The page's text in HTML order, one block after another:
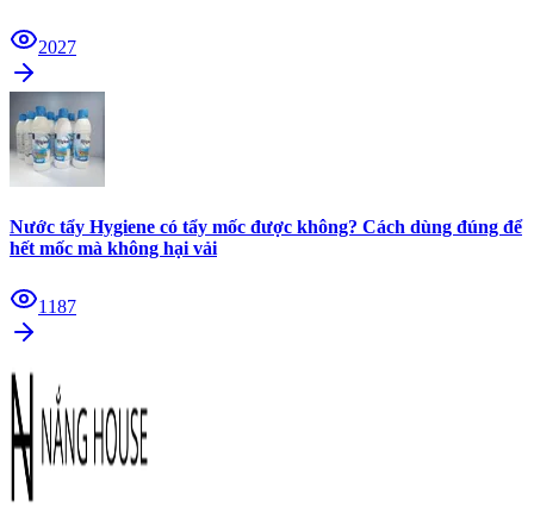
2027
Nước tẩy Hygiene có tẩy mốc được không? Cách dùng đúng để
hết mốc mà không hại vải
1187